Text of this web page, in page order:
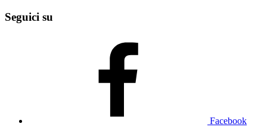
Seguici su
Facebook